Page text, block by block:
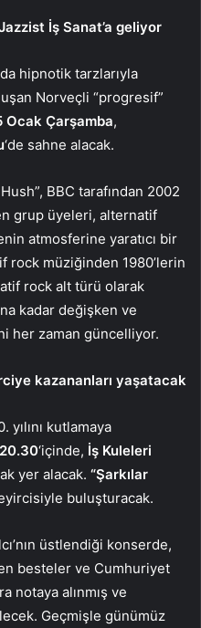
İş Sanat’a geliyor
hipnotik tarzlarıyla
Norveçli “progresif”
Ocak Çarşamba,
‘de sahne alacak.
BBC tarafından 2002
grup üyeleri, alternatif
atmosferine yaratıcı bir
rock müziğinden 1980’lerin
rock alt türü olarak
kadar değişken ve
her zaman güncelliyor.
kazananları yaşatacak
kutlamaya
‘içinde, İş Kuleleri
yer alacak. “Şarkılar
buluşturacak.
üstlendiği konserde,
besteler ve Cumhuriyet
notaya alınmış ve
Geçmişle günümüz